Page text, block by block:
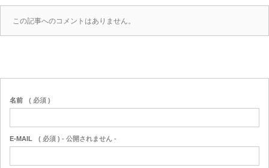
この記事へのコメントはありません。
名前 ( 必須 )
E-MAIL ( 必須 ) - 公開されません -